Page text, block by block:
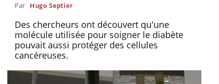
Par Hugo Septier
Des chercheurs ont découvert qu'une
molécule utilisée pour soigner le diabète
pouvait aussi protéger des cellules
cancéreuses.